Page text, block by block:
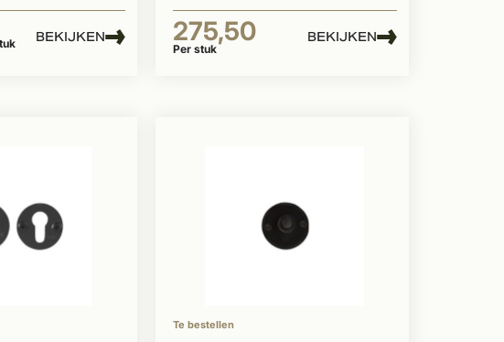
BEKIJKEN 275,50
Per stuk
BEKIJKEN
Te bestellen